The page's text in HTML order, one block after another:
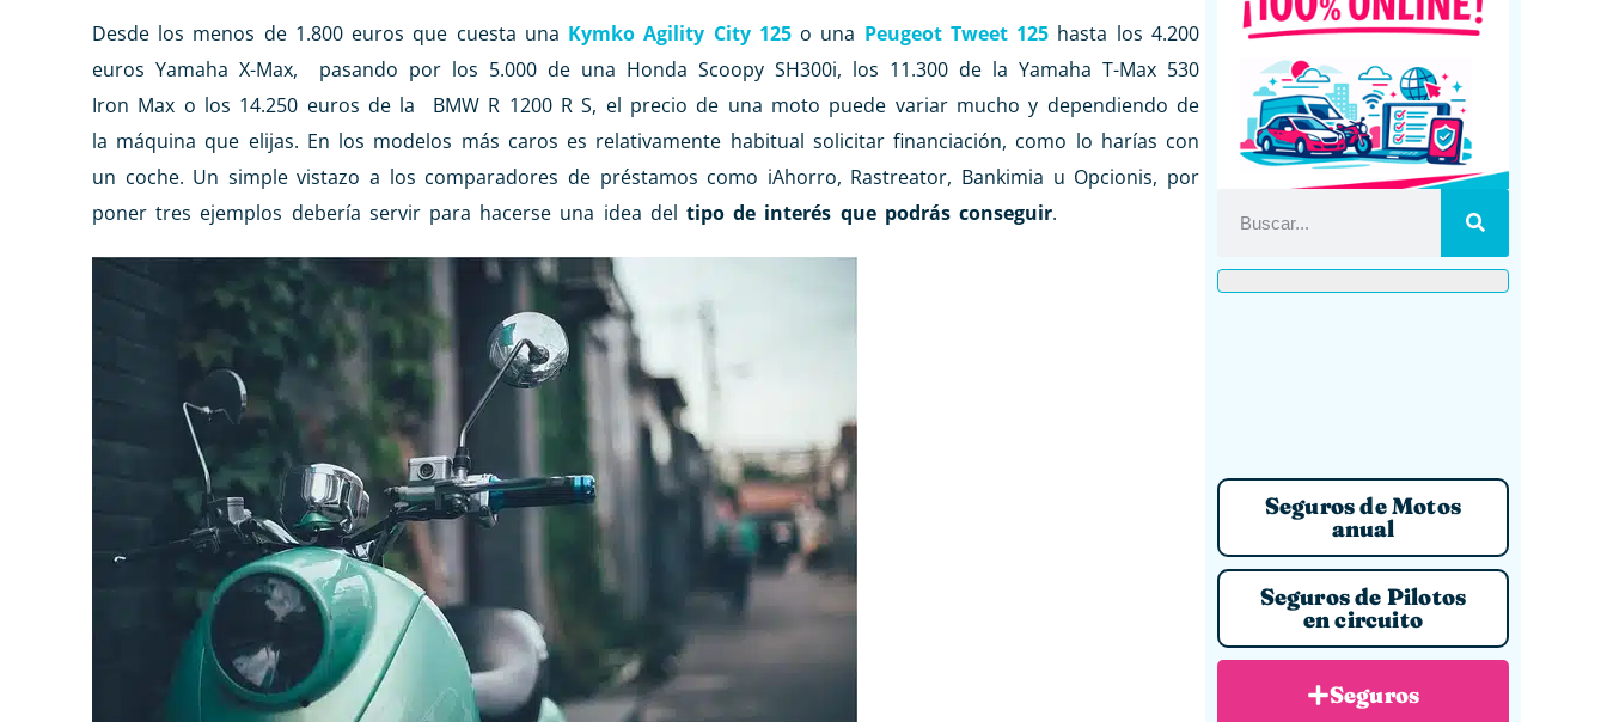
Desde los menos de 1.800 euros que cuesta una Kymko Agility City 125o una Peugeot Tweet 125 hasta los 4.200
euros Yamaha X-Max, pasando por los 5.000 de una Honda Scoopy SH300i, los 11.300 de la Yamaha T-Max 530
Iron Max o los 14.250 euros de la BMW R 1200 R S, el precio de una moto puede variar mucho y dependiendo de
la máquina que elijas. En los modelos más caros es relativamente habitual solicitar financiación, como lo harías con
un coche. Un simple vistazo a los comparadores de préstamos como iAhorro, Rastreator, Bankimia u Opcionis, por
poner tres ejemplos debería servir para hacerse una idea deltipo de interés que podrás conseguir.
Seguros de Motos
anual
Seguros de Pilotos
en circuito
Seguros